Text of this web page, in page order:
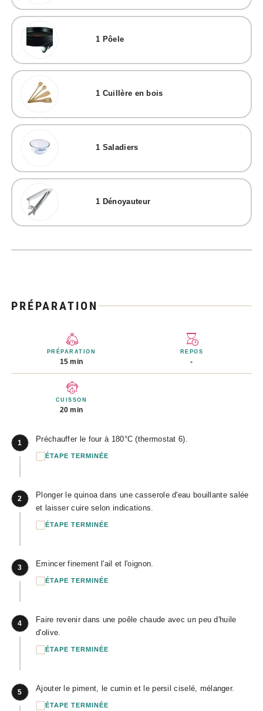
1 Pôele
1 Cuillère en bois
1 Saladiers
1 Dénoyauteur
PRÉPARATION
PRÉPARATION
15 min
REPOS
-
CUISSON
20 min
1 Préchauffer le four à 180°C (thermostat 6).
ÉTAPE TERMINÉE
2
Plonger le quinoa dans une casserole d'eau bouillante salée
et laisser cuire selon indications.
ÉTAPE TERMINÉE
3 Emincer finement l'ail et l'oignon.
ÉTAPE TERMINÉE
4
Faire revenir dans une poêle chaude avec un peu d'huile
d'olive.
ÉTAPE TERMINÉE
5 Ajouter le piment, le cumin et le persil ciselé, mélanger.
ÉTAPE TERMINÉE